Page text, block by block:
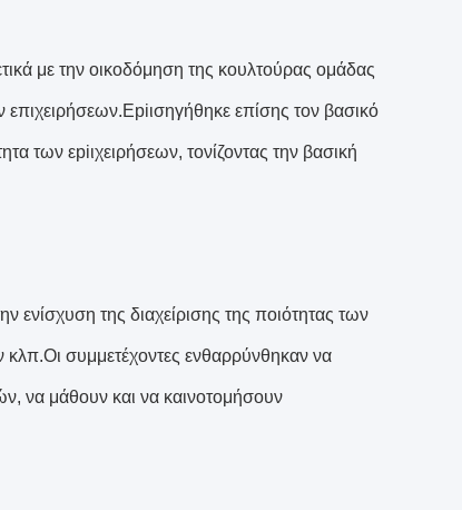
με την οικοδόμηση της κουλτούρας ομάδας
επίσης τον βασικό
των εpiιχειρήσεων, τονίζοντας την βασική
ενίσχυση της διαχείρισης της ποιότητας των
συμμετέχοντες ενθαρρύνθηκαν να
να μάθουν και να καινοτομήσουν